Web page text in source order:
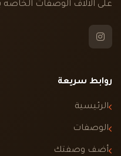
على الالاف الوصفات الخاصه
روابط سريعة
الرئيسية
الوصفات
أضف وصفتك